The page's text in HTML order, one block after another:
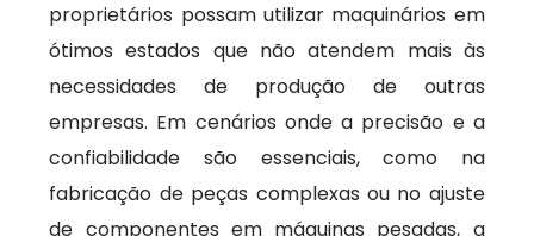
proprietários possam utilizar maquinários em
ótimos estados que não atendem mais às
necessidades de produção de outras
empresas. Em cenários onde a precisão e a
confiabilidade são essenciais, como na
fabricação de peças complexas ou no ajuste
de componentes em máquinas pesadas, a